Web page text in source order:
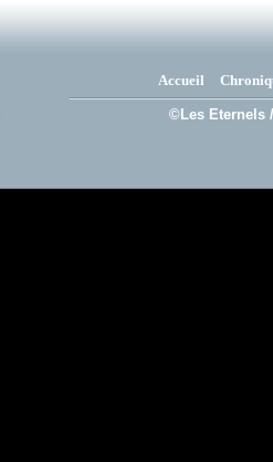
Accueil
©Les Eternels